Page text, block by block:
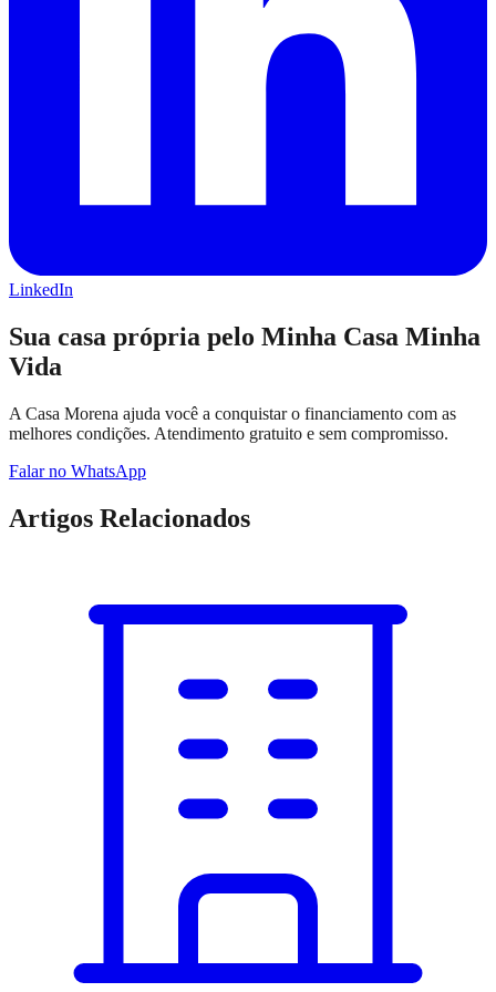
LinkedIn
Sua casa própria pelo Minha Casa Minha
Vida
A Casa Morena ajuda você a conquistar o financiamento com as
melhores condições. Atendimento gratuito e sem compromisso.
Falar no WhatsApp
Artigos Relacionados